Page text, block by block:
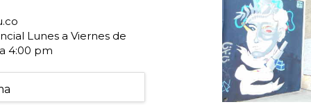
Lunes a Viernes de
4:00 pm